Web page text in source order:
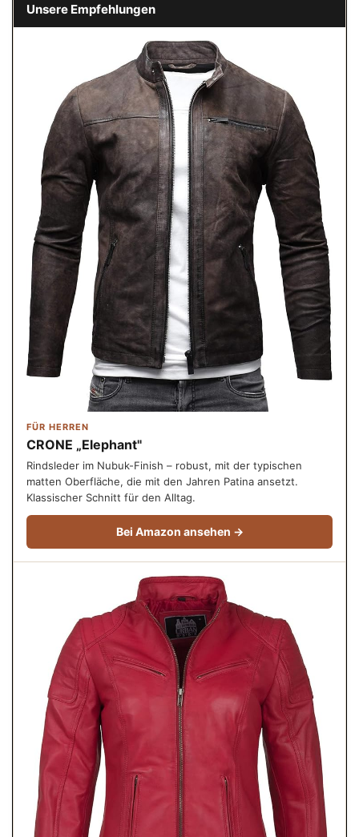
Unsere Empfehlungen
FÜR HERREN
CRONE „Elephant"
Rindsleder im Nubuk-Finish – robust, mit der typischen
matten Oberfläche, die mit den Jahren Patina ansetzt.
Klassischer Schnitt für den Alltag.
Bei Amazon ansehen →